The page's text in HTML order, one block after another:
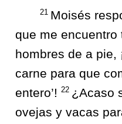
21 Moisés
que me
hombres de a pie,
carne para que
entero’! 22 ¿Acaso
ovejas y vacas